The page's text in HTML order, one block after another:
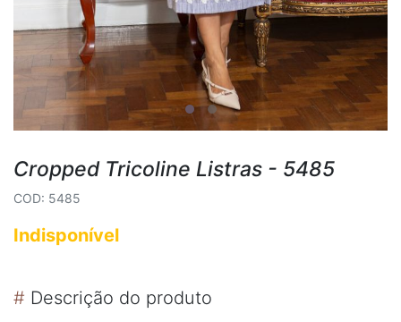
Cropped Tricoline Listras - 5485
COD: 5485
Indisponível
# Descrição do produto